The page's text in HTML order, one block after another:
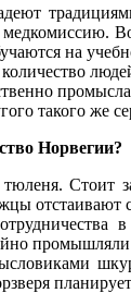
на
промысла,
такого же
Норвегии?
Стоит
отстаивают